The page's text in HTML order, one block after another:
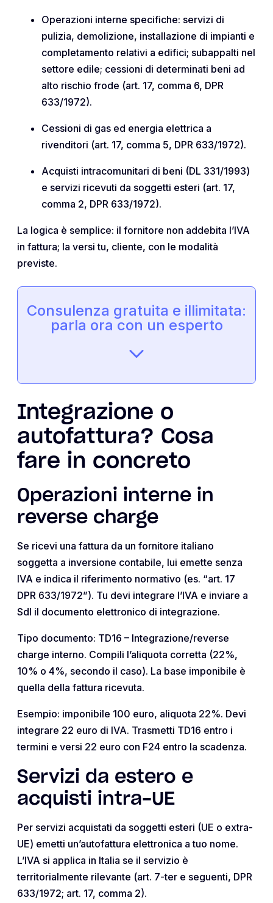
Operazioni interne specifiche: servizi di
pulizia, demolizione, installazione di impianti e
completamento relativi a edifici; subappalti nel
settore edile; cessioni di determinati beni ad
alto rischio frode (art. 17, comma 6, DPR
633/1972).
Cessioni di gas ed energia elettrica a
rivenditori (art. 17, comma 5, DPR 633/1972).
Acquisti intracomunitari di beni (DL 331/1993)
e servizi ricevuti da soggetti esteri (art. 17,
comma 2, DPR 633/1972).
La logica è semplice: il fornitore non addebita l’IVA
in fattura; la versi tu, cliente, con le modalità
previste.
Consulenza gratuita e illimitata:
parla ora con un esperto
Integrazione o
autofattura? Cosa
fare in concreto
Operazioni interne in
reverse charge
Se ricevi una fattura da un fornitore italiano
soggetta a inversione contabile, lui emette senza
IVA e indica il riferimento normativo (es. “art. 17
DPR 633/1972”). Tu devi integrare l’IVA e inviare a
SdI il documento elettronico di integrazione.
Tipo documento: TD16 – Integrazione/reverse
charge interno. Compili l’aliquota corretta (22%,
10% o 4%, secondo il caso). La base imponibile è
quella della fattura ricevuta.
Esempio: imponibile 100 euro, aliquota 22%. Devi
integrare 22 euro di IVA. Trasmetti TD16 entro i
termini e versi 22 euro con F24 entro la scadenza.
Servizi da estero e
acquisti intra-UE
Per servizi acquistati da soggetti esteri (UE o extra-
UE) emetti un’autofattura elettronica a tuo nome.
L’IVA si applica in Italia se il servizio è
territorialmente rilevante (art. 7-ter e seguenti, DPR
633/1972; art. 17, comma 2).